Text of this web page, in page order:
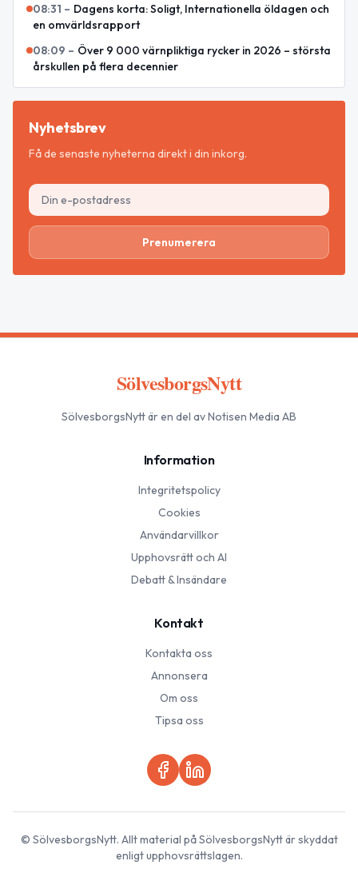
08:31 – Dagens korta: Soligt, Internationella öldagen och
en omvärldsrapport
08:09 – Över 9 000 värnpliktiga rycker in 2026 – största
årskullen på flera decennier
Nyhetsbrev
Få de senaste nyheterna direkt i din inkorg.
Prenumerera
SölvesborgsNytt
SölvesborgsNyttär en del av Notisen Media AB
Information
Integritetspolicy
Cookies
Användarvillkor
Upphovsrätt och AI
Debatt & Insändare
Kontakt
Kontakta oss
Annonsera
Om oss
Tipsa oss
© SölvesborgsNytt. Allt material påSölvesborgsNyttär skyddat
enligt upphovsrättslagen.